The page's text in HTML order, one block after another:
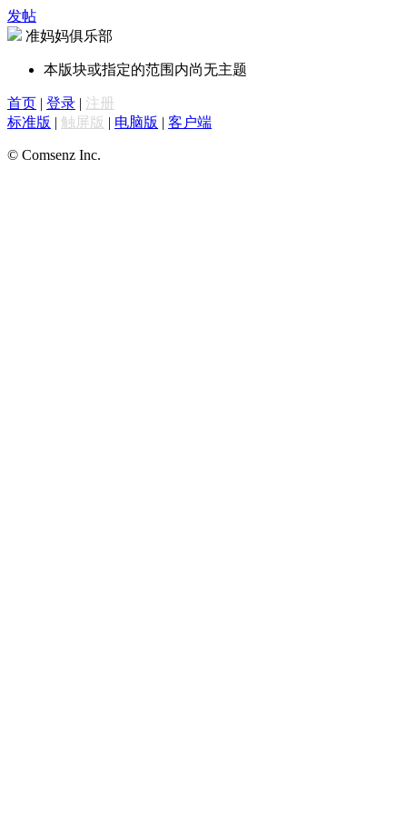
发帖
准妈妈俱乐部
本版块或指定的范围内尚无主题
首页 | 登录 | 注册
标准版 | 触屏版 | 电脑版 | 客户端
© Comsenz Inc.